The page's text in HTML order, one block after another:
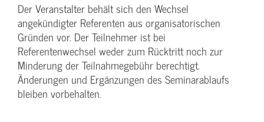
Der Veranstalter behält sich den Wechsel
angekündigter Referenten aus organisatorischen
Gründen vor. Der Teilnehmer ist bei
Referentenwechsel weder zum Rücktritt noch zur
Minderung der Teilnahmegebühr berechtigt.
Änderungen und Ergänzungen des Seminarablaufs
bleiben vorbehalten.